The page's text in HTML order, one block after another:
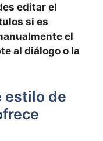
editar el
si es
el
al diálogo o la
estilo de